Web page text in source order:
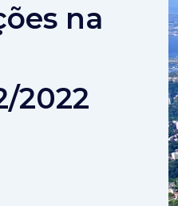
na
2022